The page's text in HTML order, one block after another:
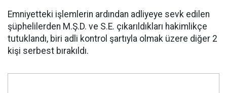
Emniyetteki işlemlerin ardından adliyeye sevk edilen
şüphelilerden M.Ş.D. ve S.E. çıkarıldıkları hakimlikçe
tutuklandı, biri adli kontrol şartıyla olmak üzere diğer 2
kişi serbest bırakıldı.